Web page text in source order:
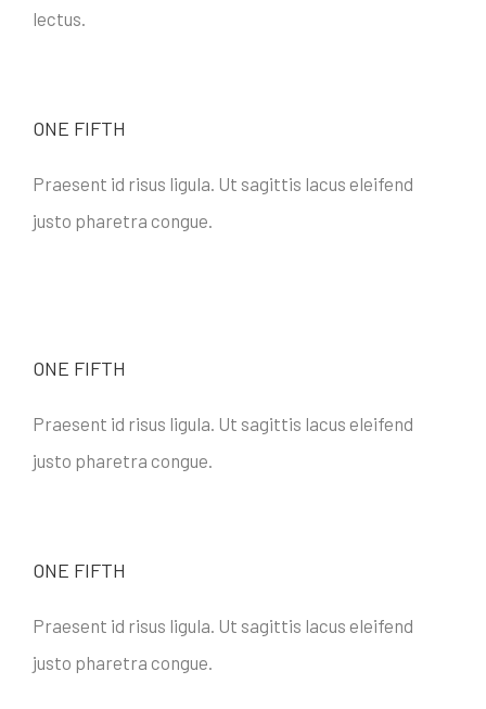
lectus.
ONE FIFTH
Praesent id risus ligula. Ut sagittis lacus eleifend
justo pharetra congue.
ONE FIFTH
Praesent id risus ligula. Ut sagittis lacus eleifend
justo pharetra congue.
ONE FIFTH
Praesent id risus ligula. Ut sagittis lacus eleifend
justo pharetra congue.